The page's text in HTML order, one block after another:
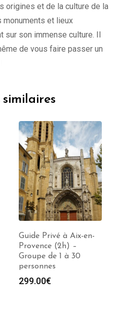
origines et de la culture de la
et lieux
sur son immense culture. Il
de vous faire passer un
Guide Privé à Aix-en-
Provence (2h) –
Groupe de 1 à 30
personnes
299.00€